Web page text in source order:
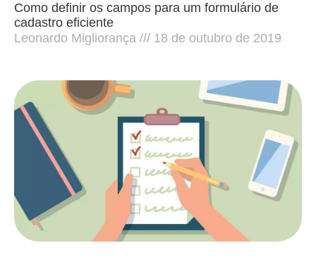
Como definir os campos para um formulário de
cadastro eficiente
Leonardo Migliorança
18 de outubro de 2019